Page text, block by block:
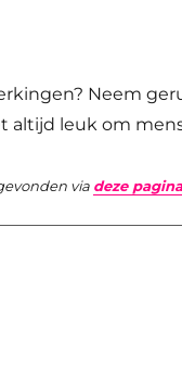
Neem
altijd leuk om
via deze